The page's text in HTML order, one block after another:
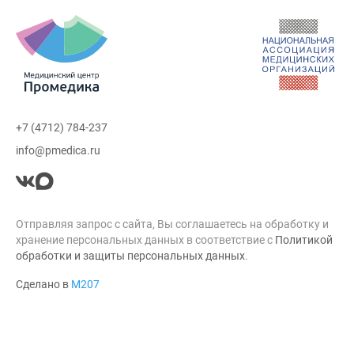
+7 (4712) 784-237
info@pmedica.ru
Отправляя запрос с сайта, Вы соглашаетесь на обработку и
хранение персональных данных в соответствие с Политикой
обработки и защиты персональных данных.
Сделано в М207